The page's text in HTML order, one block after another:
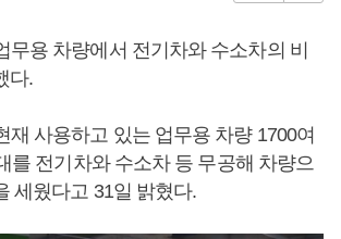
무용 차량에서 전기차와 수소차의 비
다.
재 사용하고 있는 업무용 차량 1700여
를 전기차와 수소차 등 무공해 차량으
세웠다고 31일 밝혔다.